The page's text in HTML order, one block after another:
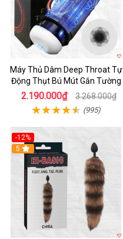
Máy Thủ Dâm Deep Throat Tự
Động Thụt Bú Mút Gắn Tường
2.190.000₫ 3.268.000₫
(995)
-12%
Hot
5